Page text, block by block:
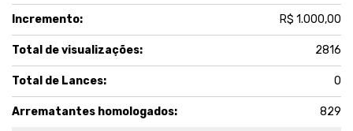
Incremento: R$ 1.000,00
Total de visualizações: 2816
Total de Lances: 0
Arrematantes homologados: 829